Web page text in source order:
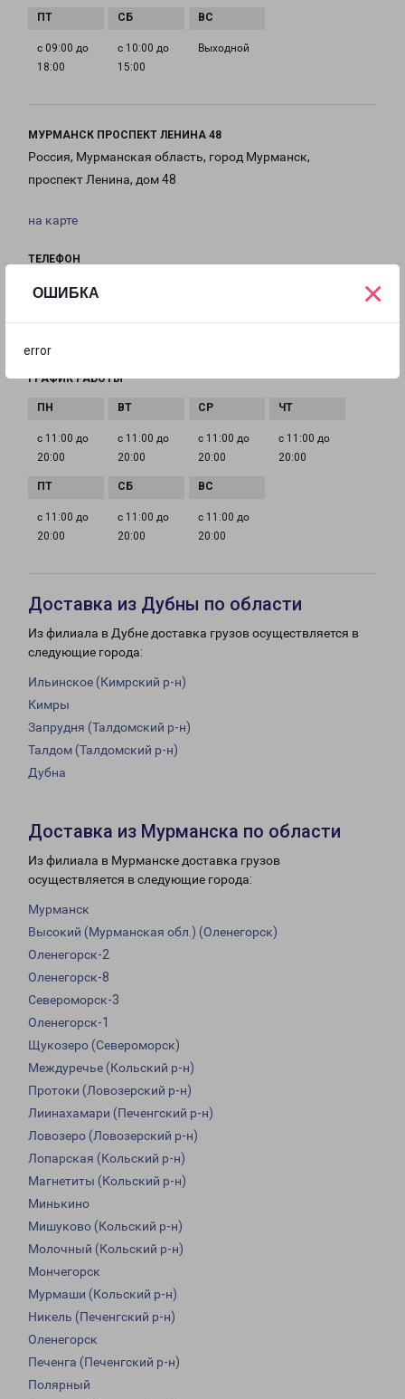
ОШИБКА
error
×
с 09:00 до
18:00
с 10:00 до
15:00
Выходной
МУРМАНСК ПРОСПЕКТ ЛЕНИНА 48
Россия, Мурманская область, город Мурманск,
проспект Ленина, дом 48
на карте
ТЕЛЕФОН
ГРАФИК РАБОТЫ
с 11:00 до
20:00
с 11:00 до
20:00
с 11:00 до
20:00
с 11:00 до
20:00
с 11:00 до
20:00
с 11:00 до
20:00
с 11:00 до
20:00
Доставка из Дубны по области
Из филиала в Дубне доставка грузов осуществляется в
следующие города:
Ильинское (Кимрский р-н)
Кимры
Запрудня (Талдомский р-н)
Талдом (Талдомский р-н)
Дубна
Доставка из Мурманска по области
Из филиала в Мурманске доставка грузов
осуществляется в следующие города:
Мурманск
Высокий (Мурманская обл.) (Оленегорск)
Оленегорск-2
Оленегорск-8
Североморск-3
Оленегорск-1
Щукозеро (Североморск)
Междуречье (Кольский р-н)
Протоки (Ловозерский р-н)
Лиинахамари (Печенгский р-н)
Ловозеро (Ловозерский р-н)
Лопарская (Кольский р-н)
Магнетиты (Кольский р-н)
Минькино
Мишуково (Кольский р-н)
Молочный (Кольский р-н)
Мончегорск
Мурмаши (Кольский р-н)
Никель (Печенгский р-н)
Оленегорск
Печенга (Печенгский р-н)
Полярный